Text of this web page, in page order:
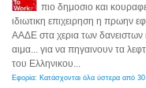
πιο δημοσιο και
ιδιωτικη επιχειρηση η πρωην
ΑΑΔΕ στα χερια των δανειστων
αιμα... για να πηγαινουν τα
του Ελληνικου...